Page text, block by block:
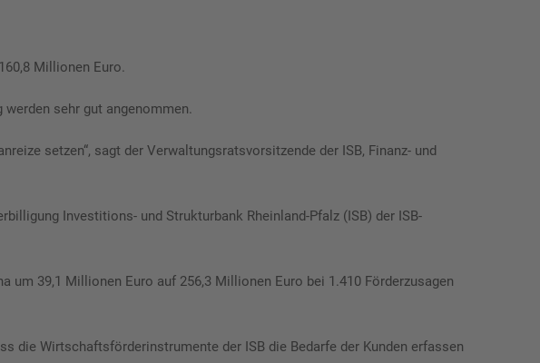
Millionen Euro.
sehr gut angenommen.
setzen“, sagt der Verwaltungsratsvorsitzende der ISB, Finanz- und
Investitions- und Strukturbank Rheinland-Pfalz (ISB) der ISB-
39,1 Millionen Euro auf 256,3 Millionen Euro bei 1.410 Förderzusagen
die Wirtschaftsförderinstrumente der ISB die Bedarfe der Kunden erfassen